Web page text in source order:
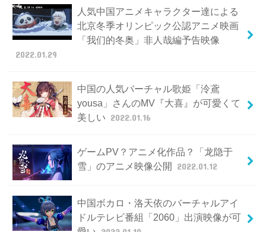
人気中国アニメキャラクター達による
北京冬季オリンピック公認アニメ映画
「我们的冬奥」非人哉編予告映像
2022.01.29
中国の人気バーチャル歌姫「泠鳶
yousa」さんのMV『大喜』が可愛くて
美しい 2022.01.16
ゲームPV？アニメ化作品？「龙隐于
雪」のアニメ映像公開
2022.01.12
中国ボカロ・洛天依のバーチャルアイ
ドルテレビ番組「2060」出演映像が可